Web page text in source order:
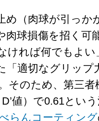
め（肉球が引っか
肉球損傷を招く可
ければ何でもよ
「適切なグリップ
そのため、第三者
値）で0.61とい
らんコーティング